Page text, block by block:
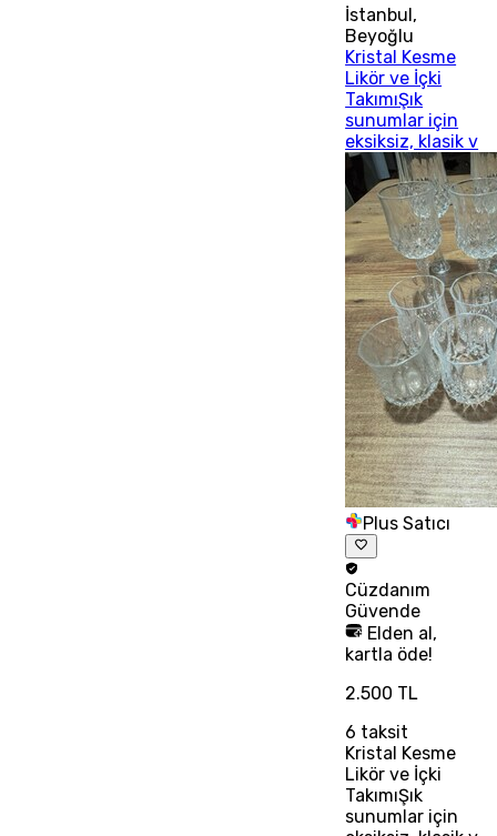
İstanbul,
Beyoğlu
Kristal Kesme
Likör ve İçki
TakımıŞık
sunumlar için
eksiksiz, klasik v
Plus Satıcı
Cüzdanım
Güvende
Elden al,
kartla öde!
2.500 TL
6 taksit
Kristal Kesme
Likör ve İçki
TakımıŞık
sunumlar için